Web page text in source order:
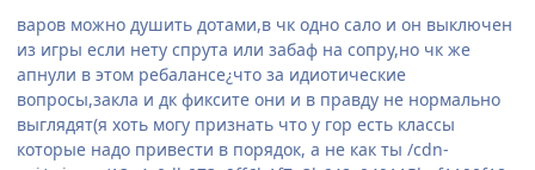
варов можно душить дотами,в чк одно сало и он выключен
из игры если нету спрута или забаф на сопру,но чк же
апнули в этом ребалансе¿что за идиотические
вопросы,закла и дк фиксите они и в правду не нормально
выглядят(я хоть могу признать что у гор есть классы
которые надо привести в порядок, а не как ты /cdn-